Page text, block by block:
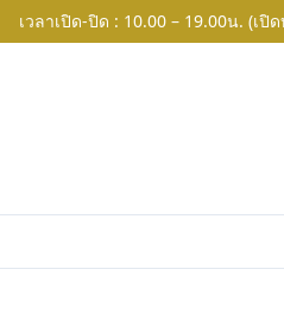
เวลาเปิด-ปิด : 10.00 – 19.00น. (เปิ